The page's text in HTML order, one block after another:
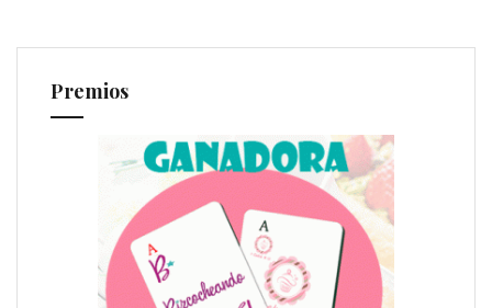
Premios